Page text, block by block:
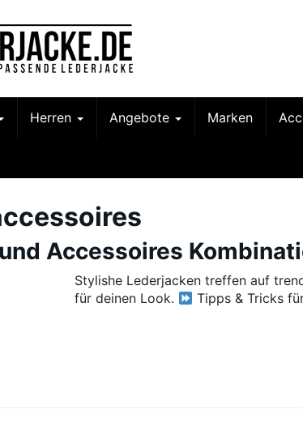
Herren Angebote Marken
Accessoires
Stylishe Lederjacken treffen auf
für deinen Look.
Tipps & Tricks